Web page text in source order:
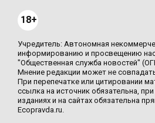
18+
Учредитель: Автономная
информированию и просвещению
"Общественная служба новостей"
Мнение редакции может не
При перепечатке или цитировании
ссылка на источник обязательна,
изданиях и на сайтах обязательна
Ecopravda.ru.